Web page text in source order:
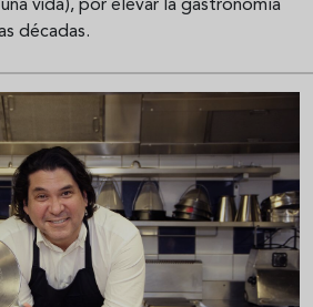
vida), por elevar la gastronomía
décadas.